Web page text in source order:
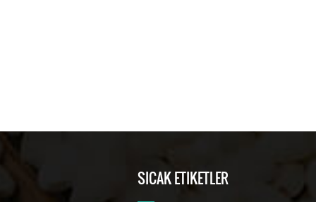
SICAK ETIKETLER